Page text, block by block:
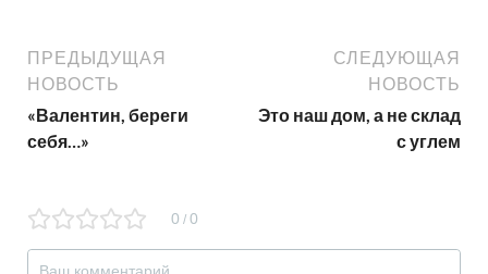
ПРЕДЫДУЩАЯ
НОВОСТЬ
«Валентин, береги
себя…»
СЛЕДУЮЩАЯ
НОВОСТЬ
Это наш дом, а не склад
с углем
0 / 0